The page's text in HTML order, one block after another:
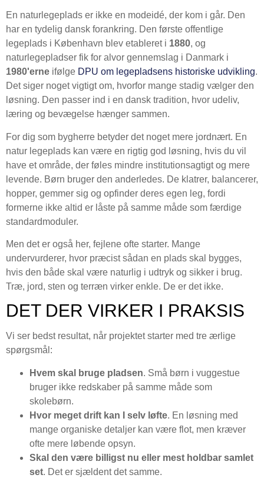
En naturlegeplads er ikke en modeidé, der kom i går. Den
har en tydelig dansk forankring. Den første offentlige
legeplads i København blev etableret i 1880, og
naturlegepladser fik for alvor gennemslag i Danmark i
1980'erne ifølge DPU om legepladsens historiske udvikling.
Det siger noget vigtigt om, hvorfor mange stadig vælger den
løsning. Den passer ind i en dansk tradition, hvor udeliv,
læring og bevægelse hænger sammen.
For dig som bygherre betyder det noget mere jordnært. En
natur legeplads kan være en rigtig god løsning, hvis du vil
have et område, der føles mindre institutionsagtigt og mere
levende. Børn bruger den anderledes. De klatrer, balancerer,
hopper, gemmer sig og opfinder deres egen leg, fordi
formerne ikke altid er låste på samme måde som færdige
standardmoduler.
Men det er også her, fejlene ofte starter. Mange
undervurderer, hvor præcist sådan en plads skal bygges,
hvis den både skal være naturlig i udtryk og sikker i brug.
Træ, jord, sten og terræn virker enkle. De er det ikke.
DET DER VIRKER I PRAKSIS
Vi ser bedst resultat, når projektet starter med tre ærlige
spørgsmål:
Hvem skal bruge pladsen. Små børn i vuggestue
bruger ikke redskaber på samme måde som
skolebørn.
Hvor meget drift kan I selv løfte. En løsning med
mange organiske detaljer kan være flot, men kræver
ofte mere løbende opsyn.
Skal den være billigst nu eller mest holdbar samlet
set. Det er sjældent det samme.